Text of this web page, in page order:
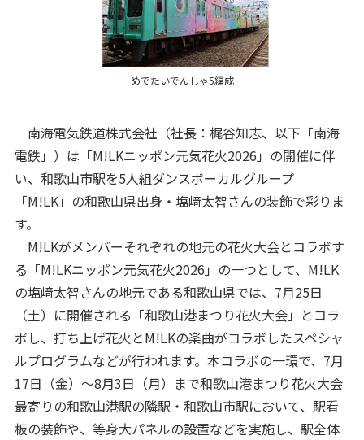
めでたいでんしゃ5編成
南海電気鉄道株式会社（社長：梶谷知志、以下「南海
電鉄」）は「M!LKニッポン元気花火2026」の開催に伴
い、和歌山市駅を5人組ダンスボーカルグループ
「M!LK」の和歌山県出身・塩﨑太智さんの装飾で彩りま
す。
M!LKがメンバーそれぞれの地元の花火大会とコラボす
る「M!LKニッポン元気花火2026」の一つとして、M!LK
の塩﨑太智さんの地元である和歌山県では、7月25日
（土）に開催される「和歌山港まつり花火大会」とコラ
ボし、打ち上げ花火とM!LKの楽曲がコラボしたスペシャ
ルプログラムなどが行われます。本コラボの一環で、7月
17日（金）～8月3日（月）まで和歌山港まつり花火大会
最寄りの和歌山港駅の隣駅・和歌山市駅において、駅看
板の装飾や、等身大パネルの設置などを実施し、駅全体